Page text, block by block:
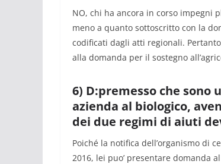
NO, chi ha ancora in corso impegni
meno a quanto sottoscritto con la
codificati dagli atti regionali.
alla domanda per il sostegno
6) D:premesso che
azienda al biologico,
dei due regimi di aiuti
Poiché la notifica dell’organismo di
2016, lei puo’ presentare domanda